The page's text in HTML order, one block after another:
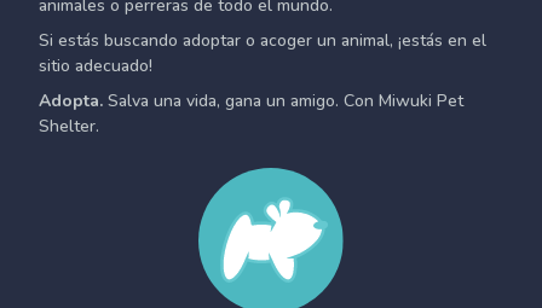
animales o perreras de todo el mundo.
Si estás buscando adoptar o acoger un animal, ¡estás en el
sitio adecuado!
Adopta. Salva una vida, gana un amigo. Con Miwuki Pet
Shelter.